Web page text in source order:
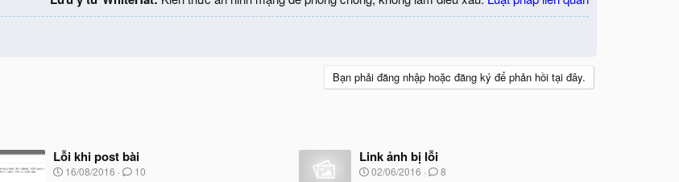
Bạn phải đăng nhập hoặc đăng ký để phản hồi tại đây.
Lỗi khi post bài
N
16/08/2016 10
Link ảnh bị lỗi
N
02/06/2016 8